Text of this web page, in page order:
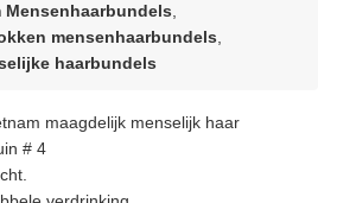
Mensenhaarbundels
mensenhaarbundels
haarbundels
maagdelijk menselijk haar
# 4